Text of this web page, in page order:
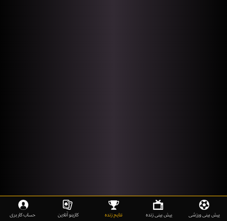
پیش بینی ورزشی پیش بینی زنده نتایج زنده کازینو آنلاین حساب کاربری